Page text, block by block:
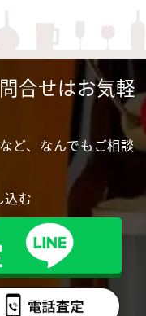
合せはお気軽
ど、なんでもご相談
込む